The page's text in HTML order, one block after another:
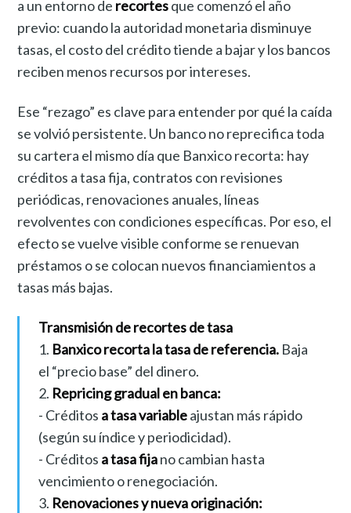
a un entorno de recortesque comenzó el año
previo: cuando la autoridad monetaria disminuye
tasas, el costo del crédito tiende a bajar y los bancos
reciben menos recursos por intereses.
Ese “rezago” es clave para entender por qué la caída
se volvió persistente. Un banco no reprecifica toda
su cartera el mismo día que Banxico recorta: hay
créditos a tasa fija, contratos con revisiones
periódicas, renovaciones anuales, líneas
revolventes con condiciones específicas. Por eso, el
efecto se vuelve visible conforme se renuevan
préstamos o se colocan nuevos financiamientos a
tasas más bajas.
Transmisión de recortes de tasa
1. Banxico recorta la tasa de referencia.Baja
el “precio base” del dinero.
2. Repricing gradual en banca:
- Créditos a tasa variableajustan más rápido
(según su índice y periodicidad).
- Créditos a tasa fijano cambian hasta
vencimiento o renegociación.
3. Renovaciones y nueva originación: